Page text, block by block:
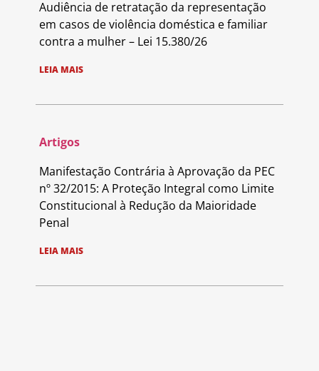
Audiência de retratação da representação
em casos de violência doméstica e familiar
contra a mulher – Lei 15.380/26
LEIA MAIS
Artigos
Manifestação Contrária à Aprovação da PEC
nº 32/2015: A Proteção Integral como Limite
Constitucional à Redução da Maioridade
Penal
LEIA MAIS